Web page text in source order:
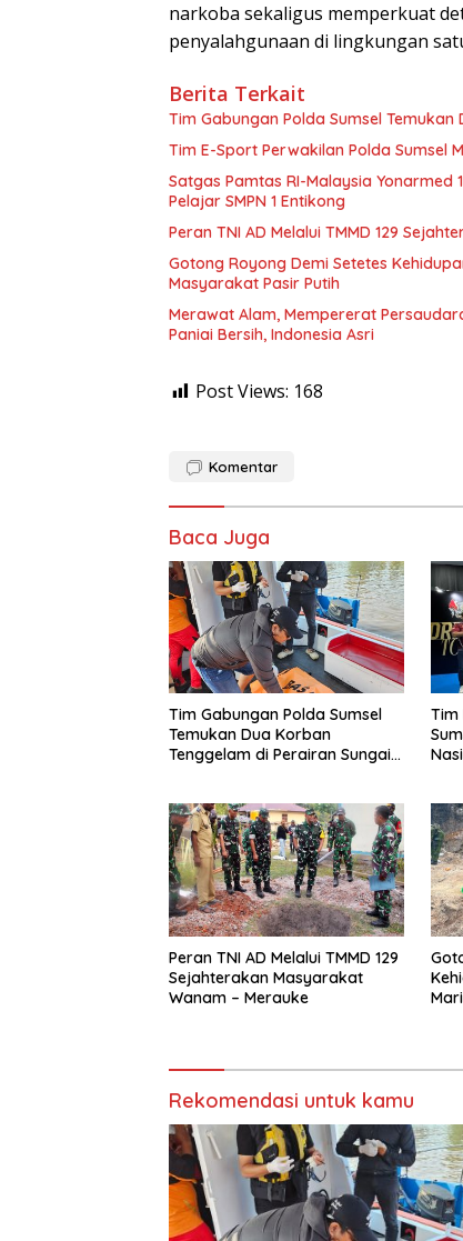
narkoba sekaligus memperkuat
penyalahgunaan di lingkungan
Berita Terkait
Tim Gabungan Polda Sumsel
Tim E-Sport Perwakilan Polda Sumsel
Satgas Pamtas RI-Malaysia
Pelajar SMPN 1 Entikong
Peran TNI AD Melalui TMMD 129
Gotong Royong Demi Setetes
Masyarakat Pasir Putih
Merawat Alam, Mempererat
Paniai Bersih, Indonesia Asri
Post Views: 168
Komentar
Baca Juga
Tim Gabungan Polda Sumsel
Temukan Dua Korban
Tenggelam di Perairan Sungai
Tim
Peran TNI AD Melalui TMMD 129
Sejahterakan Masyarakat
Wanam – Merauke
Rekomendasi untuk kamu